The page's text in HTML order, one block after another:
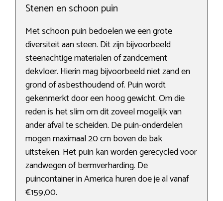
Stenen en schoon puin
Met schoon puin bedoelen we een grote
diversiteit aan steen. Dit zijn bijvoorbeeld
steenachtige materialen of zandcement
dekvloer. Hierin mag bijvoorbeeld niet zand en
grond of asbesthoudend of. Puin wordt
gekenmerkt door een hoog gewicht. Om die
reden is het slim om dit zoveel mogelijk van
ander afval te scheiden. De puin-onderdelen
mogen maximaal 20 cm boven de bak
uitsteken. Het puin kan worden gerecycled voor
zandwegen of bermverharding. De
puincontainer in America huren doe je al vanaf
€159,00.